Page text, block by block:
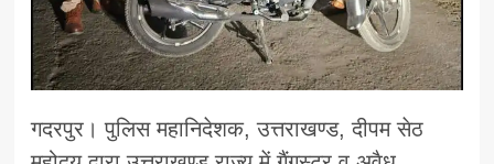
गदरपुर। पुलिस महानिदेशक, उत्तराखण्ड, दीपम सेठ